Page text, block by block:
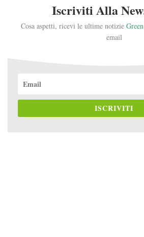
Iscriviti Alla
Cosa aspetti, ricevi le ultime notizie Green
email
ISCRIVITI